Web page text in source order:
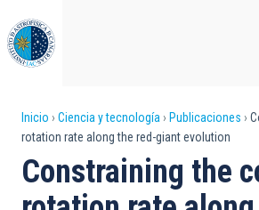
al
contenido
principal
Sobrescribir
enlaces
de
Inicio Ciencia y tecnología Publicaciones
rotation rate along the red-giant evolution
Constraining the